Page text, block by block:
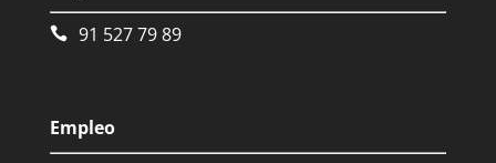
91 527 79 89
Empleo